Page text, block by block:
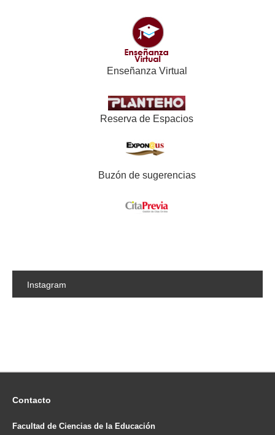
Enseñanza Virtual
Reserva de Espacios
Buzón de sugerencias
Instagram
Contacto
Facultad de Ciencias de la Educación